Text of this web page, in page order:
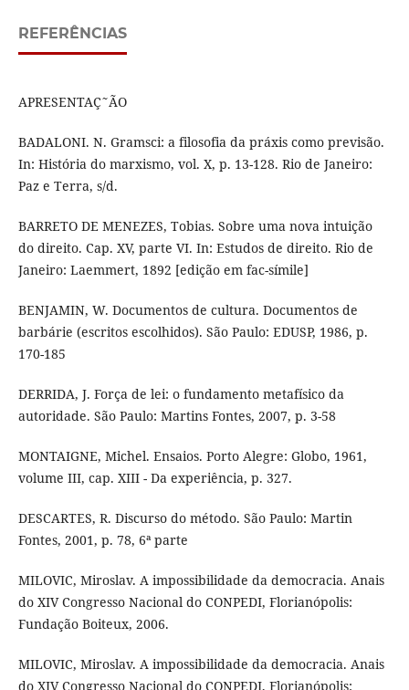
REFERÊNCIAS
APRESENTAÇ˜ÃO
BADALONI. N. Gramsci: a filosofia da práxis como previsão.
In: História do marxismo, vol. X, p. 13-128. Rio de Janeiro:
Paz e Terra, s/d.
BARRETO DE MENEZES, Tobias. Sobre uma nova intuição
do direito. Cap. XV, parte VI. In: Estudos de direito. Rio de
Janeiro: Laemmert, 1892 [edição em fac-símile]
BENJAMIN, W. Documentos de cultura. Documentos de
barbárie (escritos escolhidos). São Paulo: EDUSP, 1986, p.
170-185
DERRIDA, J. Força de lei: o fundamento metafísico da
autoridade. São Paulo: Martins Fontes, 2007, p. 3-58
MONTAIGNE, Michel. Ensaios. Porto Alegre: Globo, 1961,
volume III, cap. XIII - Da experiência, p. 327.
DESCARTES, R. Discurso do método. São Paulo: Martin
Fontes, 2001, p. 78, 6ª parte
MILOVIC, Miroslav. A impossibilidade da democracia. Anais
do XIV Congresso Nacional do CONPEDI, Florianópolis:
Fundação Boiteux, 2006.
MILOVIC, Miroslav. A impossibilidade da democracia. Anais
do XIV Congresso Nacional do CONPEDI, Florianópolis: